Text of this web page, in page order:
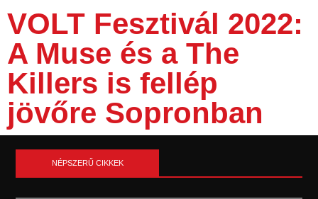
VOLT Fesztivál 2022:
A Muse és a The
Killers is fellép
jövőre Sopronban
NÉPSZERŰ CIKKEK